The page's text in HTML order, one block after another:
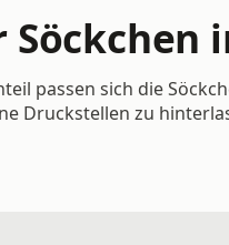
passen sich die
Druckstellen zu